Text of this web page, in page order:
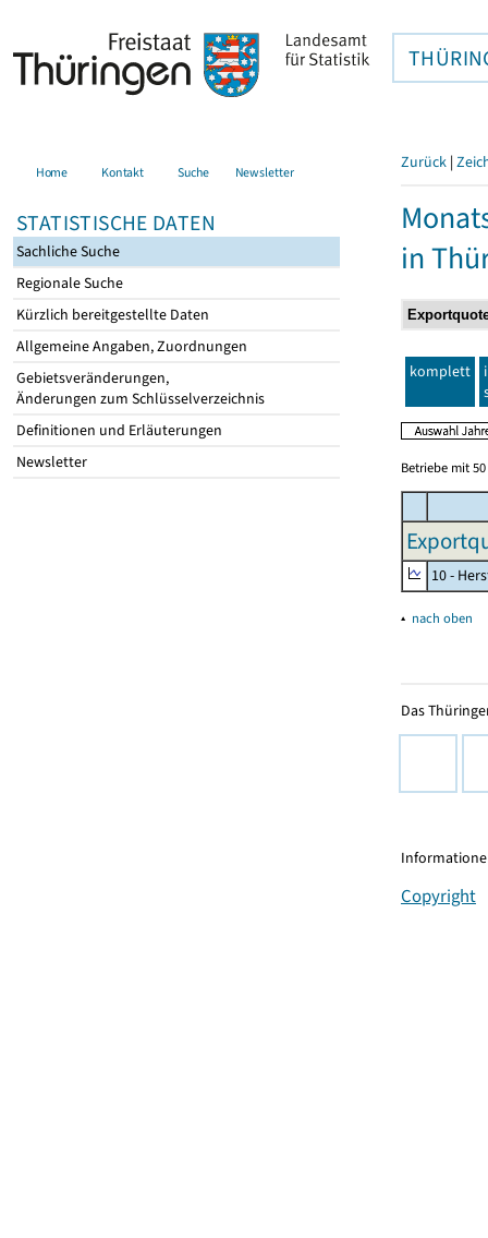
Home Kontakt Suche Newsletter
STATISTISCHE DATEN
Sachliche Suche
Regionale Suche
Kürzlich bereitgestellte Daten
Allgemeine Angaben, Zuordnungen
Gebietsveränderungen,
Änderungen zum Schlüsselverzeichnis
Definitionen und Erläuterungen
Newsletter
Zurück |
in
komplett
Betriebe mit
10 -
▴ nach oben
Das
Copyright